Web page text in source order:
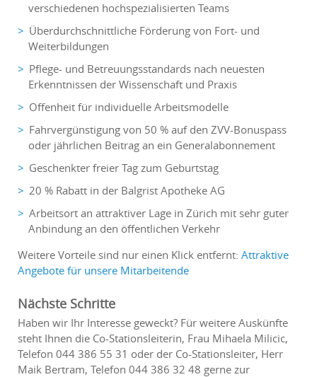
verschiedenen hochspezialisierten Teams
Überdurchschnittliche Förderung von Fort- und
Weiterbildungen
Pflege- und Betreuungsstandards nach neuesten
Erkenntnissen der Wissenschaft und Praxis
Offenheit für individuelle Arbeitsmodelle
Fahrvergünstigung von 50 % auf den ZVV-Bonuspass
oder jährlichen Beitrag an ein Generalabonnement
Geschenkter freier Tag zum Geburtstag
20 % Rabatt in der Balgrist Apotheke AG
Arbeitsort an attraktiver Lage in Zürich mit sehr guter
Anbindung an den öffentlichen Verkehr
Weitere Vorteile sind nur einen Klick entfernt: Attraktive
Angebote für unsere Mitarbeitende
Nächste Schritte
Haben wir Ihr Interesse geweckt? Für weitere Auskünfte
steht Ihnen die Co-Stationsleiterin, Frau Mihaela Milicic,
Telefon 044 386 55 31 oder der Co-Stationsleiter, Herr
Maik Bertram, Telefon 044 386 32 48 gerne zur